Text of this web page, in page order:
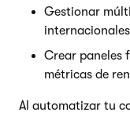
Gestionar
Crear paneles
métricas de
Al automatizar tu